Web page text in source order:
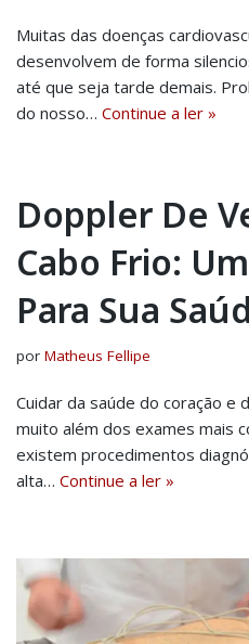
Muitas das doenças
desenvolvem de forma
até que seja tarde demais.
do nosso… Continue a ler »
Doppler De
Cabo Frio:
Para Sua
por Matheus Fellipe
Cuidar da saúde do coração e
muito além dos exames mais
existem procedimentos
alta… Continue a ler »